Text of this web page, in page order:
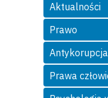
Aktualności
Prawo
Antykorupcja
Prawa